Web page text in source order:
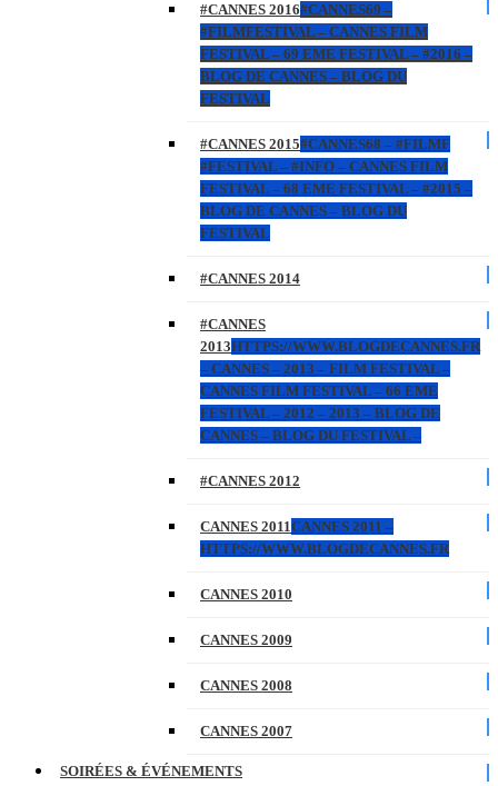
#CANNES 2016#CANNES69 –
#FILMFESTIVAL – CANNES FILM
FESTIVAL – 69 EME FESTIVAL – #2016 –
BLOG DE CANNES – BLOG DU
FESTIVAL
#CANNES 2015#CANNES68 – #FILMF
#FESTIVAL – #INFO – CANNES FILM
FESTIVAL – 68 EME FESTIVAL – #2015 –
BLOG DE CANNES – BLOG DU
FESTIVAL
#CANNES 2014
#CANNES
2013HTTPS://WWW.BLOGDECANNES.FR
– CANNES – 2013 – FILM FESTIVAL –
CANNES FILM FESTIVAL – 66 EME
FESTIVAL – 2012 – 2013 – BLOG DE
CANNES – BLOG DU FESTIVAL –
#CANNES 2012
CANNES 2011CANNES 2011 –
HTTPS://WWW.BLOGDECANNES.FR
CANNES 2010
CANNES 2009
CANNES 2008
CANNES 2007
SOIRÉES & ÉVÉNEMENTS